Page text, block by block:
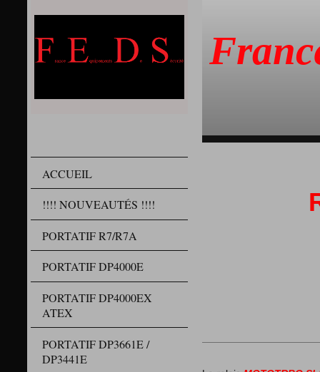
ACCUEIL
!!!! NOUVEAUTÉS !!!!
PORTATIF R7/R7A
PORTATIF DP4000E
PORTATIF DP4000EX
ATEX
PORTATIF DP3661E /
DP3441E